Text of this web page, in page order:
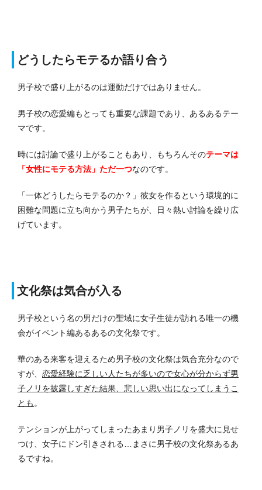
どうしたらモテるか語り合う
男子校で盛り上がるのは運動だけではありません。
男子校の恋愛編もとっても重要な課題であり、あるあるテー
マです。
時には討論で盛り上がることもあり、もちろんそのテーマは
「女性にモテる方法」ただ一つなのです。
「一体どうしたらモテるのか？」彼女を作るという環境的に
困難な問題に立ち向かう男子たちが、日々熱い討論を繰り広
げています。
文化祭は気合が入る
男子校という名の男だけの聖域に女子生徒が訪れる唯一の機
会がイベント編あるあるの文化祭です。
華のある来客を迎えるため男子校の文化祭は気合充分なので
すが、 恋愛経験に乏しい人たちが多いので女心が分からず男
子ノリを披露しすぎた結果、悲しい思い出になってしまうこ
とも 。
テンションが上がってしまったあまり男子ノリを盛大に見せ
つけ、女子にドン引きされる…まさに男子校の文化祭あるあ
るですね。